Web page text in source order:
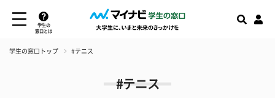
学生の
窓口とは
学生の窓口トップ #テニス
#テニス